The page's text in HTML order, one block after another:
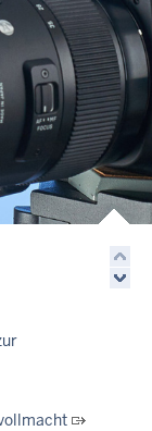
JVA Köln
Limbach
Justiz
2024/2026